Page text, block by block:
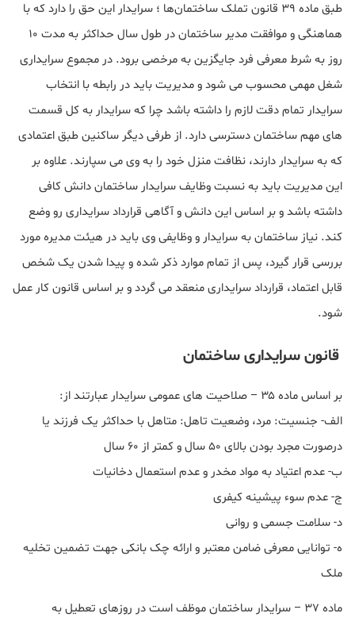
طبق ماده 39 قانون تملک ساختمان‌ها ؛ سرایدار این حق را دارد که با
هماهنگی و موافقت مدیر ساختمان در طول سال حداکثر به مدت 10
روز به شرط معرفی فرد جایگزین به مرخصی برود. در مجموع سرایداری
شغل مهمی محسوب می شود و مدیریت باید در رابطه با انتخاب
سرایدار تمام دقت لازم را داشته باشد چرا که سرایدار به کل قسمت
های مهم ساختمان دسترسی دارد. از طرفی دیگر ساکنین طبق اعتمادی
که به سرایدار دارند، نظافت منزل خود را به وی می سپارند. علاوه بر
این مدیریت باید به نسبت وظایف سرایدار ساختمان دانش کافی
داشته باشد و بر اساس این دانش و آگاهی قرارداد سرایداری رو وضع
کند. نیاز ساختمان به سرایدار و وظایفی وی باید در هیئت مدیره مورد
بررسی قرار گیرد، پس از تمام موارد ذکر شده و پیدا شدن یک شخص
قابل اعتماد، قرارداد سرایداری منعقد می گردد و بر اساس قانون کار عمل
شود.
قانون سرایداری ساختمان
بر اساس ماده ۳۵ – صلاحیت های عمومی سرایدار عبارتند از:
الف- جنسیت: مرد، وضعیت تاهل: متاهل با حداکثر یک فرزند یا
درصورت مجرد بودن بالای ۵۰ سال و کمتر از ۶۰ سال
ب- عدم اعتیاد به مواد مخدر و عدم استعمال دخانیات
ج- عدم سوء پیشینه کیفری
د- سلامت جسمی و روانی
ه- توانایی معرفی ضامن معتبر و ارائه چک بانکی جهت تضمین تخلیه
ملک
ماده ۳۷ – سرایدار ساختمان موظف است در روزهای تعطیل به